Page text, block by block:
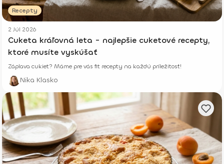
Recepty
2 Júl 2026
Cuketa kráľovná leta - najlepšie cuketové recepty,
ktoré musíte vyskúšať
Záplava cukiet? Máme pre vás fit recepty na každú príležitosť!
Nika Klasko